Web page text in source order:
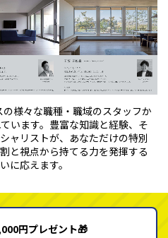
の様々な職種・職域のスタッフか
います。豊富な知識と経験、そ
ャリストが、あなただけの特別
と視点から持てる力を発揮する
に応えます。
円プレゼント🎁